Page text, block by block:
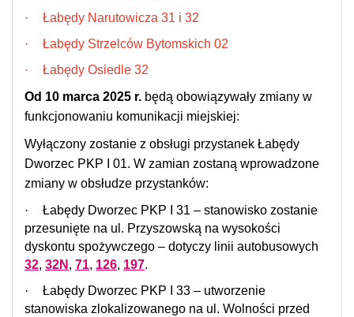
·
Łabędy Narutowicza 31 i 32
·
Łabędy Strzelców Bytomskich 02
·
Łabędy Osiedle 32
Od 10 marca 2025 r. będą obowiązywały zmiany w
funkcjonowaniu komunikacji miejskiej:
Wyłączony zostanie z obsługi przystanek Łabędy
Dworzec PKP I 01. W zamian zostaną wprowadzone
zmiany w obsłudze przystanków:
·
Łabędy Dworzec PKP I 31 – stanowisko zostanie
przesunięte na ul. Przyszowską na wysokości
dyskontu spożywczego – dotyczy linii autobusowych
32, 32N , 71, 126, 197.
·
Łabędy Dworzec PKP I 33 – utworzenie
stanowiska zlokalizowanego na ul. Wolności przed